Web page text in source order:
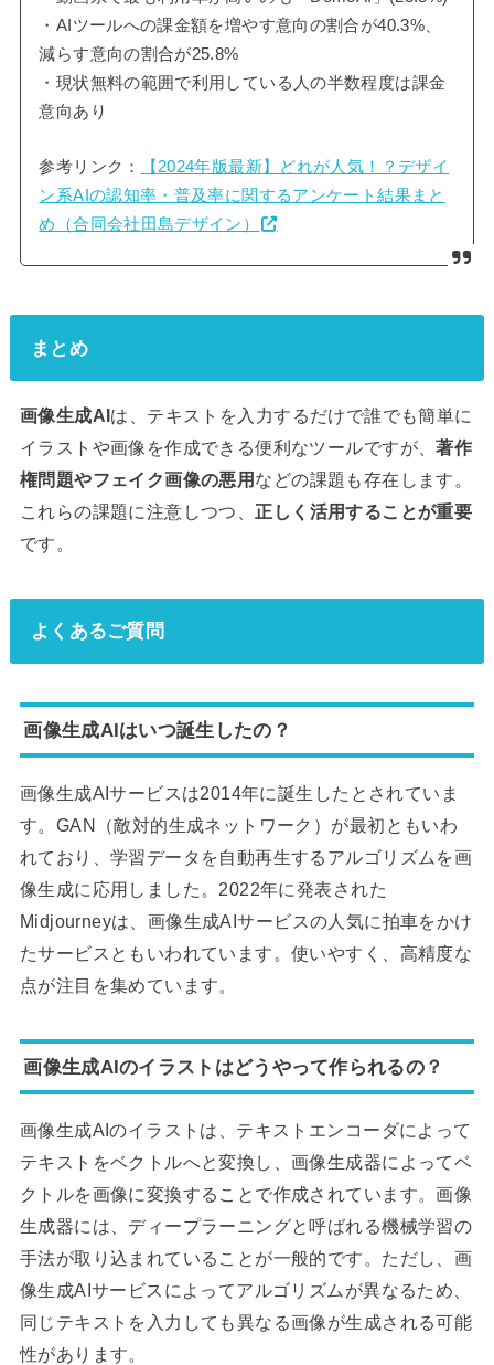
・AIツールへの課金額を増やす意向の割合が40.3%、
減らす意向の割合が25.8%
・現状無料の範囲で利用している人の半数程度は課金
意向あり
参考リンク：
【2024年版最新】どれが人気！？デザイ
ン系AIの認知率・普及率に関するアンケート結果まと
め（合同会社田島デザイン）
まとめ
画像生成AIは、テキストを入力するだけで誰でも簡単に
イラストや画像を作成できる便利なツールですが、著作
権問題やフェイク画像の悪用 などの課題も存在します。
これらの課題に注意しつつ、 正しく活用することが重要
です。
よくあるご質問
画像生成AIはいつ誕生したの？
画像生成AIサービスは2014年に誕生したとされていま
す。GAN（敵対的生成ネットワーク）が最初ともいわ
れており、学習データを自動再生するアルゴリズムを画
像生成に応用しました。2022年に発表された
Midjourneyは、画像生成AIサービスの人気に拍車をかけ
たサービスともいわれています。使いやすく、高精度な
点が注目を集めています。
画像生成AIのイラストはどうやって作られるの？
画像生成AIのイラストは、テキストエンコーダによって
テキストをベクトルへと変換し、画像生成器によってベ
クトルを画像に変換することで作成されています。画像
生成器には、ディープラーニングと呼ばれる機械学習の
手法が取り込まれていることが一般的です。ただし、画
像生成AIサービスによってアルゴリズムが異なるため、
同じテキストを入力しても異なる画像が生成される可能
性があります。